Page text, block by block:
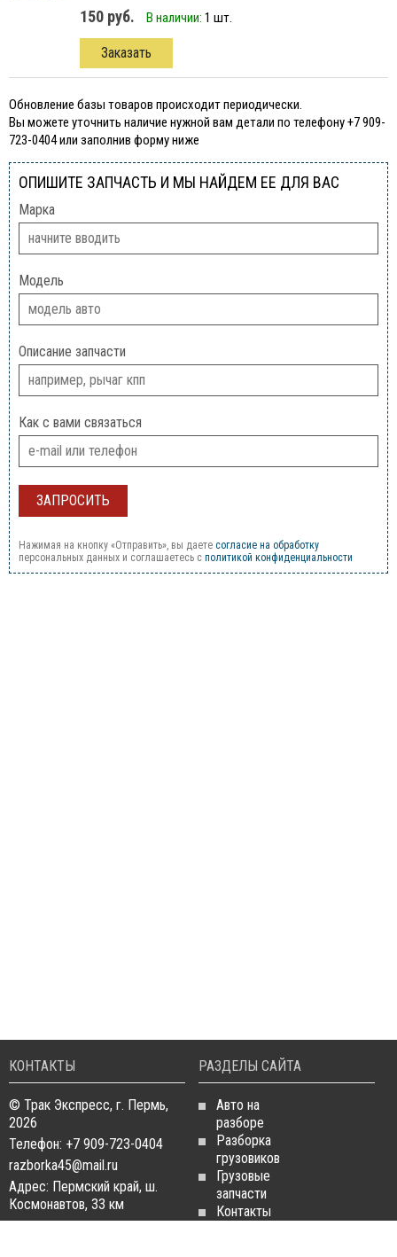
150 руб. В наличии: 1 шт.
Заказать
Обновление базы товаров происходит периодически.
Вы можете уточнить наличие нужной вам детали по телефону +7 909-
723-0404 или заполнив форму ниже
ОПИШИТЕ ЗАПЧАСТЬ И МЫ НАЙДЕМ ЕЕ ДЛЯ ВАС
Марка
Модель
Описание запчасти
Как с вами связаться
Нажимая на кнопку «Отправить», вы даете согласие на обработку
персональных данных и соглашаетесь c политикой конфиденциальности
КОНТАКТЫ
© Трак Экспресс, г. Пермь,
2026
Телефон: +7 909-723-0404
razborka45@mail.ru
Адрес: Пермский край, ш.
Космонавтов, 33 км
РАЗДЕЛЫ САЙТА
Авто на
разборе
Разборка
грузовиков
Грузовые
запчасти
Контакты